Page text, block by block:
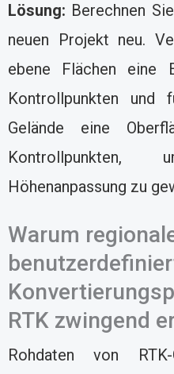
Lösung: Berechnen
neuen Projekt neu.
ebene Flächen eine
Kontrollpunkten
Gelände eine
Höhenanpassung zu
Warum
RTK zwingend
Rohdaten von RTK-